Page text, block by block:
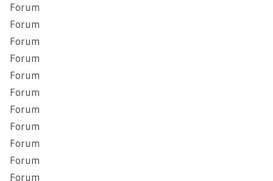
Forum
Forum
Forum
Forum
Forum
Forum
Forum
Forum
Forum
Forum
Forum